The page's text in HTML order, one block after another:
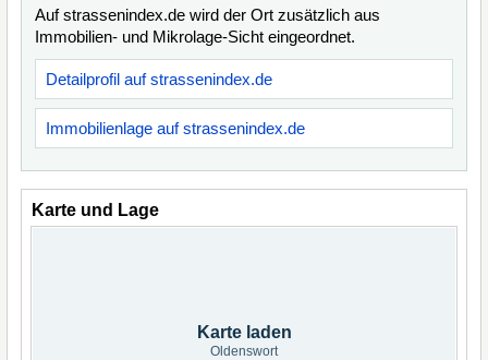
Auf strassenindex.de wird der Ort zusätzlich aus
Immobilien- und Mikrolage-Sicht eingeordnet.
Detailprofil auf strassenindex.de
Immobilienlage auf strassenindex.de
Karte und Lage
Karte laden
Oldenswort